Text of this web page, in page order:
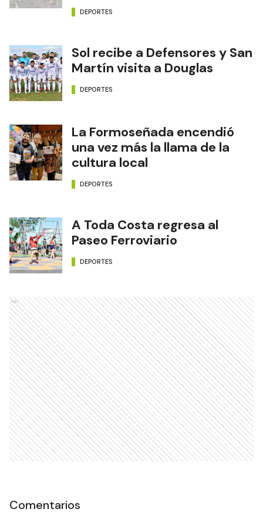
DEPORTES
Sol recibe a Defensores y San
Martín visita a Douglas
DEPORTES
La Formoseñada encendió
una vez más la llama de la
cultura local
DEPORTES
A Toda Costa regresa al
Paseo Ferroviario
DEPORTES
Ads
Comentarios